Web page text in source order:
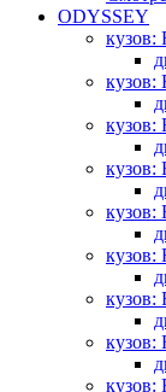
ODYSSEY
кузов:
кузов:
кузов:
кузов:
кузов:
кузов:
кузов:
кузов:
кузов: